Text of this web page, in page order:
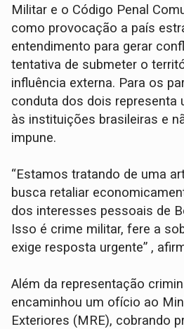
Militar e o Código Penal
como provocação a país
entendimento para gerar
tentativa de submeter o
influência externa. Para os
conduta dos dois representa
às instituições brasileiras e
impune.
“Estamos tratando de uma
busca retaliar
dos interesses pessoais de
Isso é crime militar, fere a
exige resposta urgente” ,
Além da representação
encaminhou um ofício ao
Exteriores (MRE), cobrando